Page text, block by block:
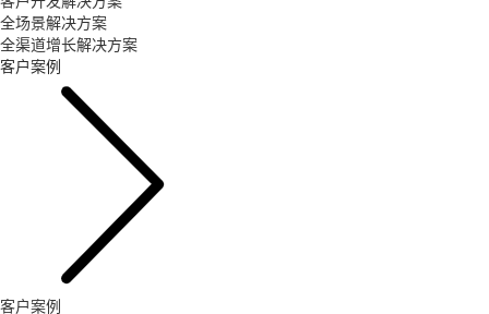
全场景解决方案
全渠道增长解决方案
客户案例
客户案例